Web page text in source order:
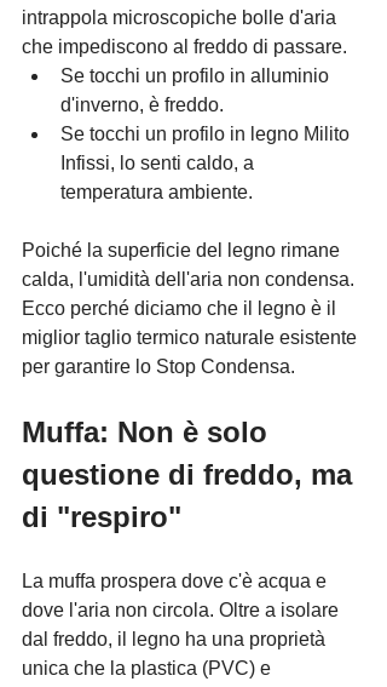
intrappola microscopiche bolle d'aria
che impediscono al freddo di passare.
Se tocchi un profilo in alluminio
d'inverno, è freddo.
Se tocchi un profilo in legno Milito
Infissi, lo senti caldo, a
temperatura ambiente.
Poiché la superficie del legno rimane
calda, l'umidità dell'aria non condensa.
Ecco perché diciamo che il legno è il
miglior taglio termico naturale esistente
per garantire lo Stop Condensa.
Muffa: Non è solo
questione di freddo, ma
di "respiro"
La muffa prospera dove c'è acqua e
dove l'aria non circola. Oltre a isolare
dal freddo, il legno ha una proprietà
unica che la plastica (PVC) e